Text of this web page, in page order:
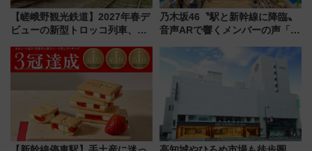
【嵯峨野観光鉄道】2027年春デ
ビューの新型トロッコ列車、い
は2026年で引退
乃木坂46〝駅と新幹線に降臨〟
音声ARで響くメンバーの声「真